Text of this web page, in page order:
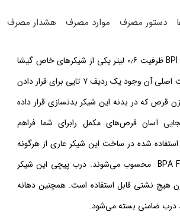
دستور مصرف موارد مصرف هشدار مصرف
یکی از شیکرهای خاص گیشا
اسپرت می‌باشد که مزیت اصلی آن وجود یک ردیف ۷ تایی برای قرار دادن
قرص که در بدنه این شیکر بدنسازی قرار داده
آسان قرص‌های مکمل رابرای شما فراهم
شده در ساخت این شیکر عاری از هرگونه
مواد سمی بوده و BPA FREE محسوب می‌شوند. درب پیچی این شیکر
هیچ نشتی قابل استفاده است. همچنین دهانه
درب ضامنی بسته می‌شود.